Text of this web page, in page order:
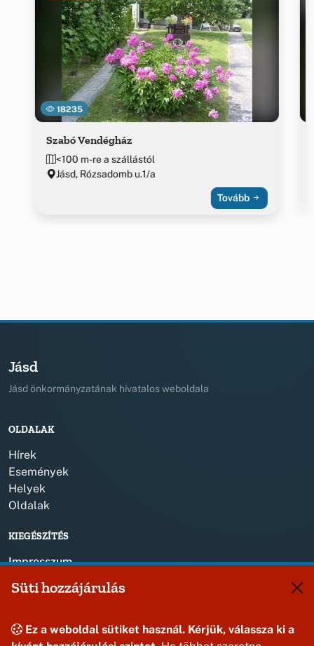
18235
Szabó Vendégház
<100 m-re a szállástól
Jásd, Rózsadomb u.1/a
Tovább
Jásd
Jásd önkormányzatának hivatalos weboldala
OLDALAK
Hírek
Események
Helyek
Oldalak
KIEGÉSZÍTÉS
Impresszum
KAPCSOLAT
jasdonk@jasd.hu
Süti hozzájárulás
Ez a weboldal sütiket használ. Kérjük, válassza ki a